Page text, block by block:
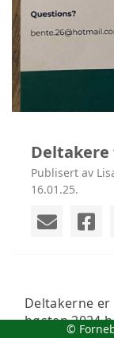
Deltakere
Publisert av
16.01.25.
Deltakerne er
høsten 2024
©